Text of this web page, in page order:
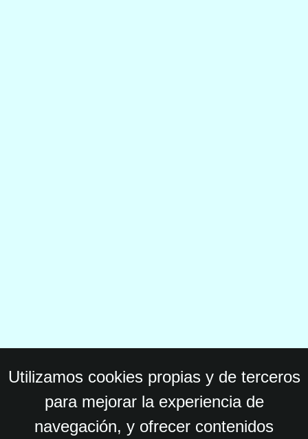
Utilizamos cookies propias y de terceros
para mejorar la experiencia de
navegación, y ofrecer contenidos